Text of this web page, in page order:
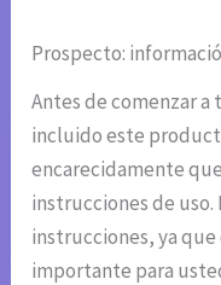
Prospecto:
Antes de comenzar
incluido este
encarecidamente
instrucciones de
instrucciones, ya
importante para